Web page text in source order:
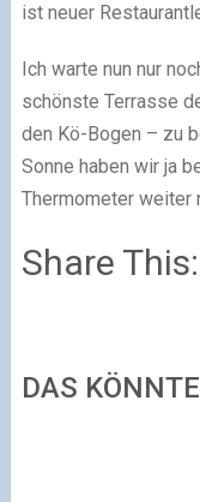
ist neuer
Ich warte nun nur
schönste Terrasse
den Kö-Bogen – zu
Sonne haben wir ja
Thermometer weiter
Share This:
DAS